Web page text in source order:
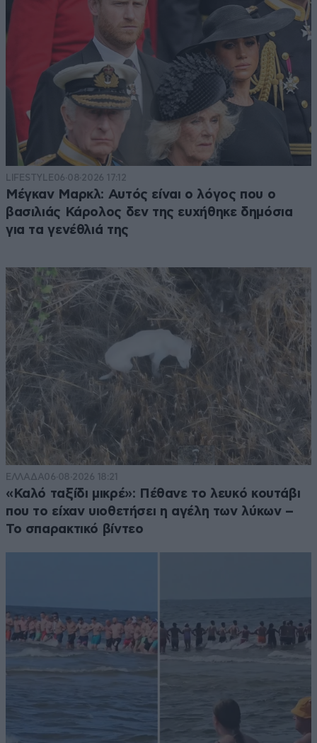
LIFESTYLE06·08·2026 17:12
Μέγκαν Μαρκλ: Αυτός είναι ο λόγος που ο
βασιλιάς Κάρολος δεν της ευχήθηκε δημόσια
για τα γενέθλιά της
ΕΛΛΑΔΑ06·08·2026 18:21
«Καλό ταξίδι μικρέ»: Πέθανε το λευκό κουτάβι
που το είχαν υιοθετήσει η αγέλη των λύκων –
Το σπαρακτικό βίντεο